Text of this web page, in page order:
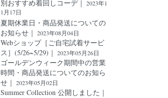
別おすすめ着回しコーデ｜ 2023年1
1月17日
夏期休業日・商品発送についての
お知らせ｜ 2023年08月04日
Webショップ［ご自宅試着サービ
ス］(5/26~5/29)｜ 2023年05月26日
ゴールデンウィーク期間中の営業
時間・商品発送についてのお知ら
せ｜ 2023年05月02日
Summer Collection 公開しました｜